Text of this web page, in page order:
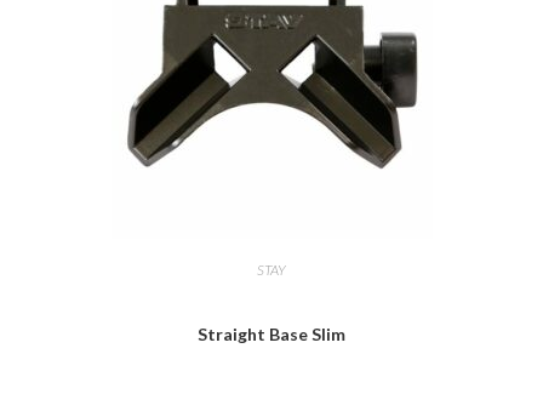
STAY
Straight Base Slim